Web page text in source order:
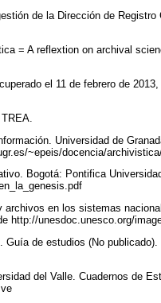
de la Dirección de
= A reflextion on archival
el 11 de febrero de 2013,
Universidad de
~epeis/docencia/
Bogotá: Pontifica
en los sistemas
http://unesdoc.unesco.org/
de estudios (No
del Valle. Cuadernos de